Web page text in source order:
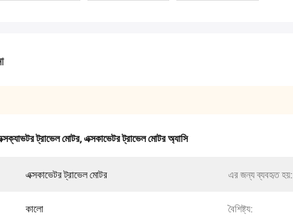
ট্রাভেল মোটর,এক্সকাভেটর ট্রাভেল মোটর অ্যাসি
এক্সকাভেটর ট্রাভেল মোটর এর জন্য ব্যবহৃত হয়:
কালো বৈশিষ্ট্য: